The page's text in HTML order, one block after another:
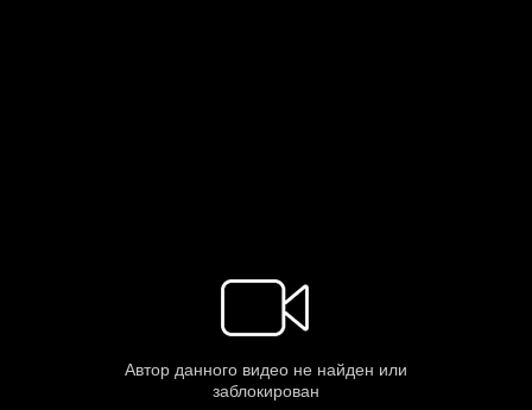
Автор данного видео не найден или
заблокирован